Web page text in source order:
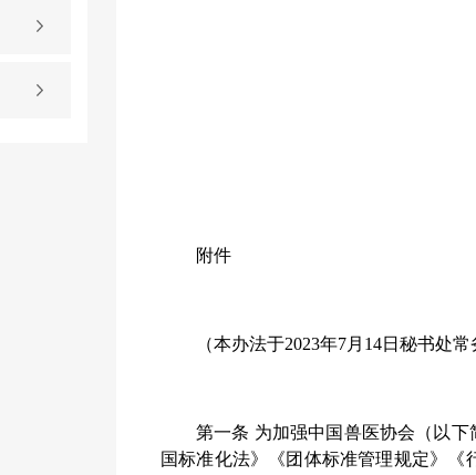
附件
（本办法于2023年7月14日秘书处
第一条 为加强中国兽医协会（以
国标准化法》《团体标准管理规定》